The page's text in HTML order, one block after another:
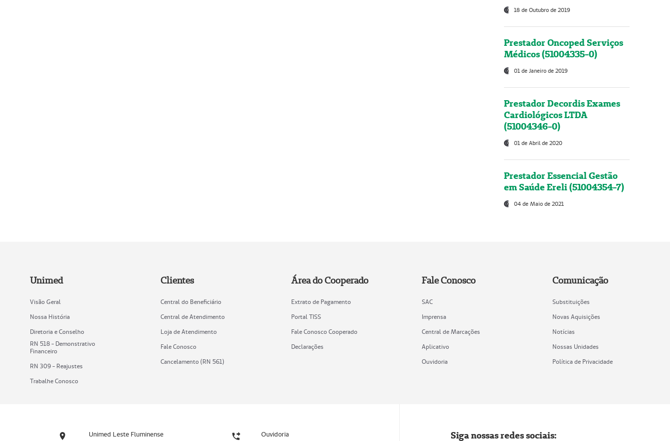
18 de Outubro de 2019
Prestador Oncoped Serviços
Médicos (51004335-0)
01 de Janeiro de 2019
Prestador Decordis Exames
Cardiológicos LTDA
(51004346-0)
01 de Abril de 2020
Prestador Essencial Gestão
em Saúde Ereli (51004354-7)
04 de Maio de 2021
Unimed
Visão Geral
Nossa História
Diretoria e Conselho
RN 518 - Demonstrativo
Financeiro
RN 309 - Reajustes
Trabalhe Conosco
Clientes
Central do Beneficiário
Central de Atendimento
Loja de Atendimento
Fale Conosco
Cancelamento (RN 561)
Área do Cooperado
Extrato de Pagamento
Portal TISS
Fale Conosco Cooperado
Declarações
Fale Conosco
SAC
Imprensa
Central de Marcações
Aplicativo
Ouvidoria
Comunicação
Substituições
Novas Aquisições
Notícias
Nossas Unidades
Política de Privacidade
Unimed Leste Fluminense Ouvidoria Siga nossas redes sociais: